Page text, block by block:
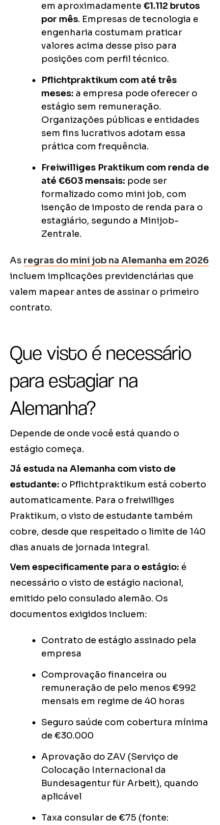
em aproximadamente €1.112 brutos
por mês. Empresas de tecnologia e
engenharia costumam praticar
valores acima desse piso para
posições com perfil técnico.
Pflichtpraktikum com até três
meses: a empresa pode oferecer o
estágio sem remuneração.
Organizações públicas e entidades
sem fins lucrativos adotam essa
prática com frequência.
Freiwilliges Praktikum com renda de
até €603 mensais: pode ser
formalizado como mini job, com
isenção de imposto de renda para o
estagiário, segundo a Minijob-
Zentrale.
As regras do mini job na Alemanha em 2026
incluem implicações previdenciárias que
valem mapear antes de assinar o primeiro
contrato.
Que visto é necessário
para estagiar na
Alemanha?
Depende de onde você está quando o
estágio começa.
Já estuda na Alemanha com visto de
estudante: o Pflichtpraktikum está coberto
automaticamente. Para o freiwilliges
Praktikum, o visto de estudante também
cobre, desde que respeitado o limite de 140
dias anuais de jornada integral.
Vem especificamente para o estágio: é
necessário o visto de estágio nacional,
emitido pelo consulado alemão. Os
documentos exigidos incluem:
Contrato de estágio assinado pela
empresa
Comprovação financeira ou
remuneração de pelo menos €992
mensais em regime de 40 horas
Seguro saúde com cobertura mínima
de €30.000
Aprovação do ZAV (Serviço de
Colocação Internacional da
Bundesagentur für Arbeit), quando
aplicável
Taxa consular de €75 (fonte: